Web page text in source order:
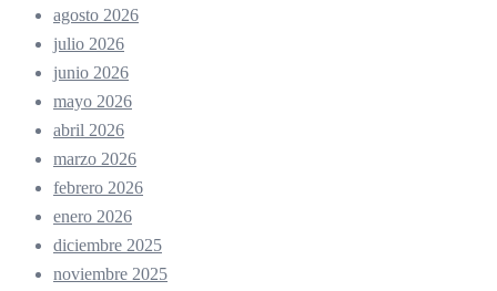
agosto 2026
julio 2026
junio 2026
mayo 2026
abril 2026
marzo 2026
febrero 2026
enero 2026
diciembre 2025
noviembre 2025